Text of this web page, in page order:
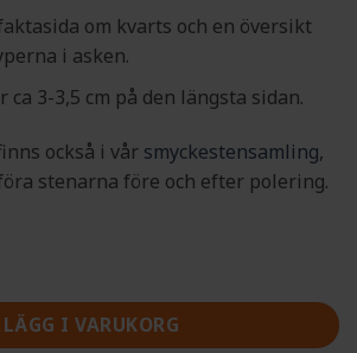
om kvarts och en översikt
i asken.
ca 3-3,5 cm på den längsta sidan.
också i vår smyckestensamling,
stenarna före och efter polering.
mängd
LÄGG I VARUKORG